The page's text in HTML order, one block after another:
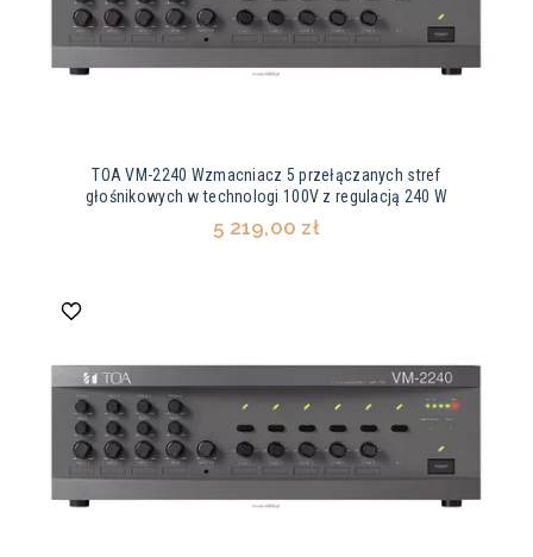
TOA VM-2240 Wzmacniacz 5 przełączanych stref
głośnikowych w technologi 100V z regulacją 240 W
5 219,00 zł